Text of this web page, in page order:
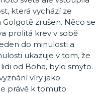
která vychází ze
zrušen. Něco se
prolitá krev v sobě
do minulosti a
ukazuje v tom, že
od Boha, bylo smyto.
víry jako
právě k tomuto